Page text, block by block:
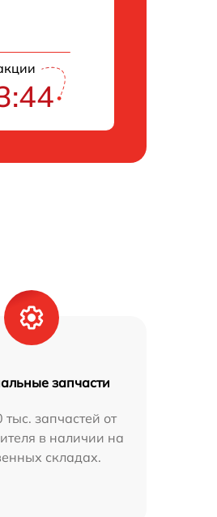
запчасти
тыс. запчастей от
в наличии на
складах.